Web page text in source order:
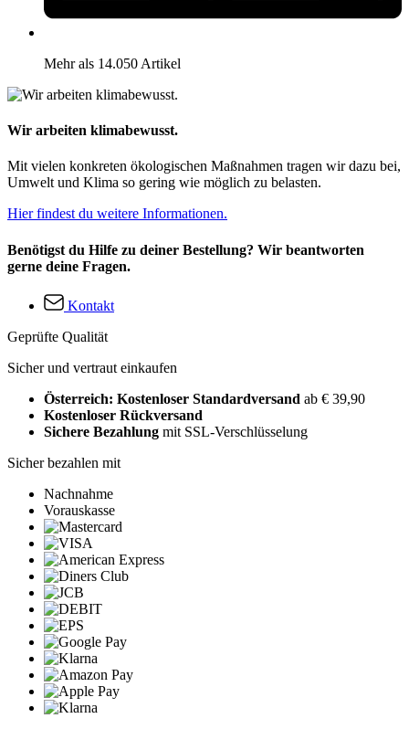
Mehr als 14.050 Artikel
Wir arbeiten klimabewusst.
Mit vielen konkreten ökologischen Maßnahmen tragen wir dazu bei,
Umwelt und Klima so gering wie möglich zu belasten.
Hier findest du weitere Informationen.
Benötigst du Hilfe zu deiner Bestellung? Wir beantworten
gerne deine Fragen.
Kontakt
Geprüfte Qualität
Sicher und vertraut einkaufen
Österreich: Kostenloser Standardversand ab € 39,90
Kostenloser Rückversand
Sichere Bezahlung mit SSL-Verschlüsselung
Sicher bezahlen mit
Nachnahme
Vorauskasse